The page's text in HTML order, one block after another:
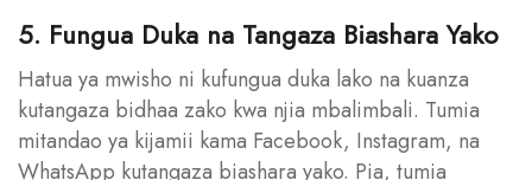
5. Fungua Duka na Tangaza Biashara Yako
Hatua ya mwisho ni kufungua duka lako na kuanza
kutangaza bidhaa zako kwa njia mbalimbali. Tumia
mitandao ya kijamii kama Facebook, Instagram, na
WhatsApp kutangaza biashara yako. Pia, tumia